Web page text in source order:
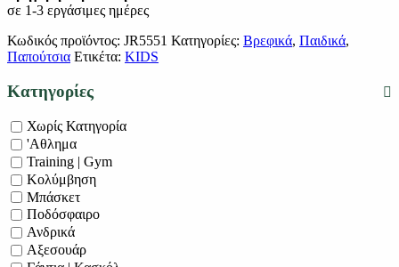
σε 1-3 εργάσιμες ημέρες
Κωδικός προϊόντος: JR5551 Κατηγορίες: Βρεφικά, Παιδικά,
Παπούτσια Ετικέτα: KIDS
Κατηγορίες
Χωρίς Κατηγορία
'Αθλημα
Training | Gym
Κολύμβηση
Μπάσκετ
Ποδόσφαιρο
Ανδρικά
Αξεσουάρ